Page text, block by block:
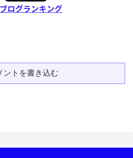
ログランキング
ントを書き込む